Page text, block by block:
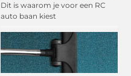
Dit is waarom je voor een RC
auto baan kiest